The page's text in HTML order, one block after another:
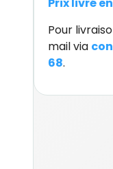
Prix livré
Pour
mail via
68.